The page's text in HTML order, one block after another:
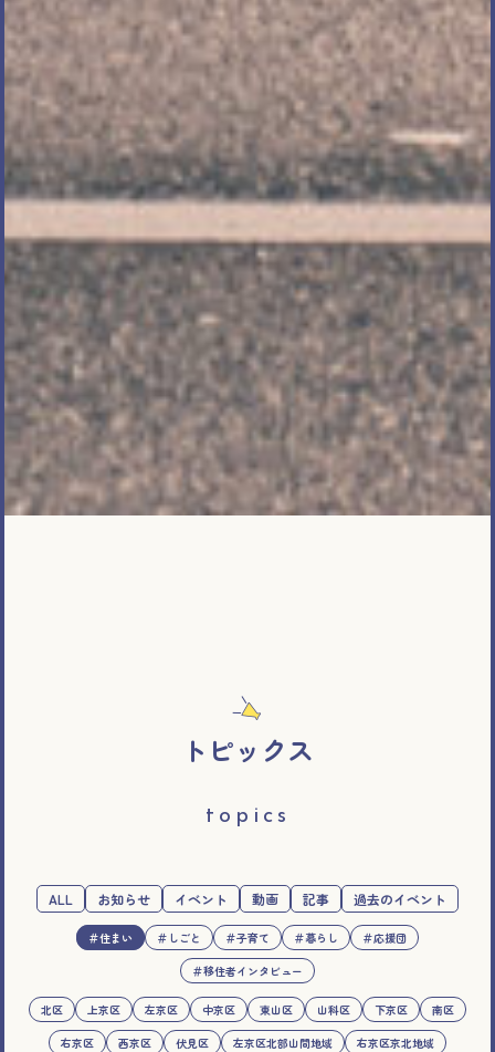
トピックス
topics
ALL お知らせ イベント 動画 記事 過去のイベント
＃住まい ＃しごと ＃子育て ＃暮らし
＃応援団
＃移住者インタビュー
北区 上京区 左京区 中京区 東山区 山科区 下京区
南区
右京区
西京区 伏見区 左京区北部山間地域
右京区京北地域